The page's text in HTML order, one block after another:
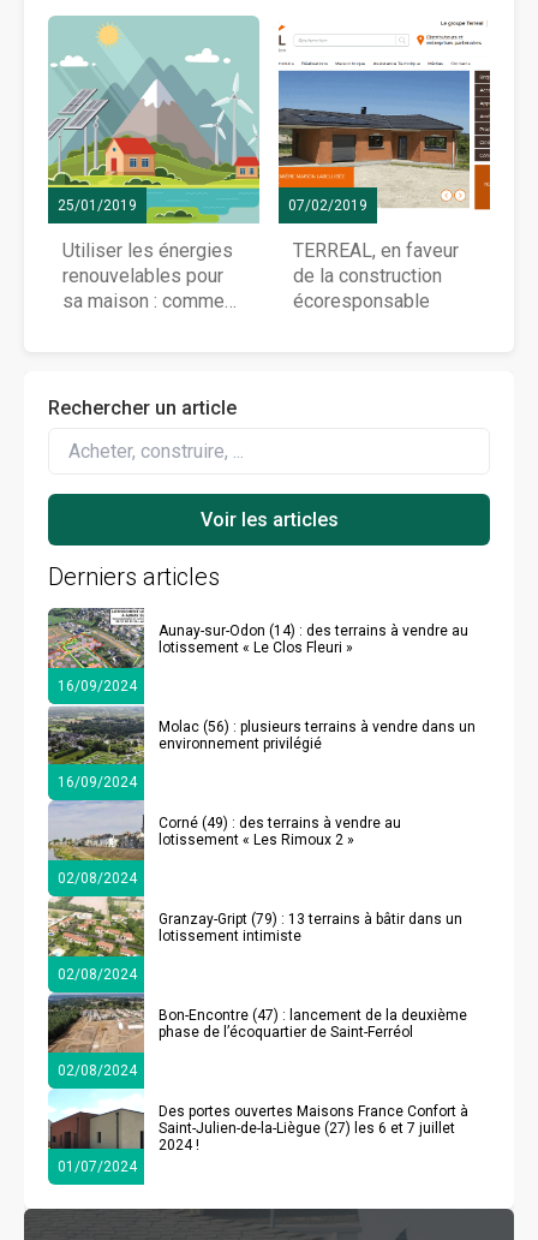
25/01/2019
Utiliser les énergies
renouvelables pour
sa maison : comment
07/02/2019
TERREAL, en faveur
de la construction
écoresponsable
Rechercher un article
Derniers articles
16/09/2024
Aunay-sur-Odon (14) : des terrains à vendre au
lotissement « Le Clos Fleuri »
16/09/2024
Molac (56) : plusieurs terrains à vendre dans un
environnement privilégié
02/08/2024
Corné (49) : des terrains à vendre au
lotissement « Les Rimoux 2 »
02/08/2024
Granzay-Gript (79) : 13 terrains à bâtir dans un
lotissement intimiste
02/08/2024
Bon-Encontre (47) : lancement de la deuxième
phase de l’écoquartier de Saint-Ferréol
01/07/2024
Des portes ouvertes Maisons France Confort à
Saint-Julien-de-la-Liègue (27) les 6 et 7 juillet
2024 !